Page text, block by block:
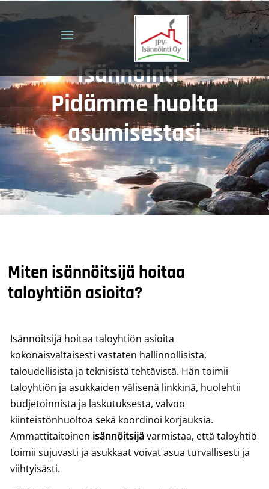
Isännöinti -
Pidämme huolta
asumisestasi
Miten isännöitsijä hoitaa
taloyhtiön asioita?
Isännöitsijä hoitaa taloyhtiön asioita
kokonaisvaltaisesti vastaten hallinnollisista,
taloudellisista ja teknisistä tehtävistä. Hän toimii
taloyhtiön ja asukkaiden välisenä linkkinä, huolehtii
budjetoinnista ja laskutuksesta, valvoo
kiinteistönhuoltoa sekä koordinoi korjauksia.
Ammattitaitoinen isännöitsijävarmistaa, että taloyhtiö
toimii sujuvasti ja asukkaat voivat asua turvallisesti ja
viihtyisästi.